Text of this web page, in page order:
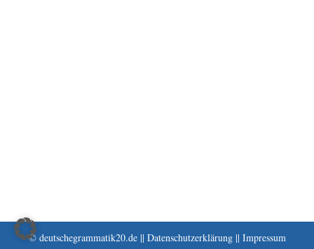
© deutschegrammatik20.de || Datenschutzerklärung|| Impressum